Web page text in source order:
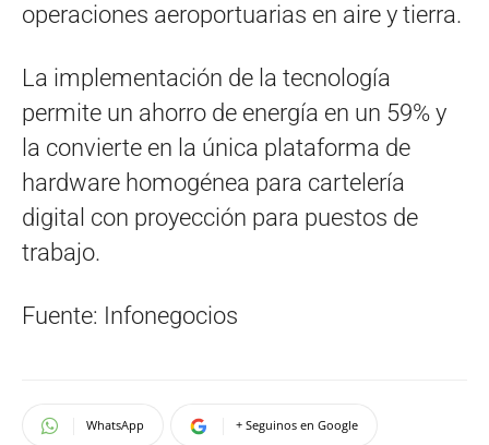
operaciones aeroportuarias en aire y tierra.
La implementación de la tecnología
permite un ahorro de energía en un 59% y
la convierte en la única plataforma de
hardware homogénea para cartelería
digital con proyección para puestos de
trabajo.
Fuente: Infonegocios
WhatsApp + Seguinos en Google